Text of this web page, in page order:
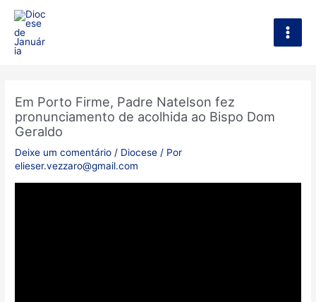
para
conteúdo
Em Porto Firme, Padre Natelson fez
pronunciamento de acolhida ao Bispo Dom
Geraldo
Deixe um comentário / Diocese / Por
elieser.vezzaro@gmail.com